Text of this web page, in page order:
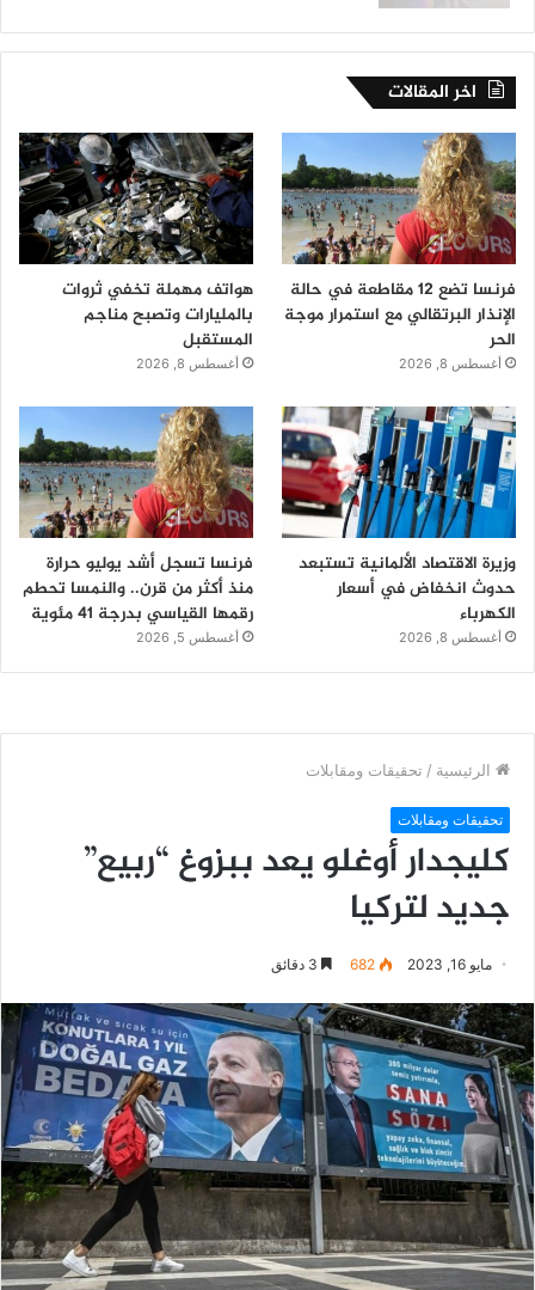
اخر المقالات
فرنسا تضع 12 مقاطعة في حالة
الإنذار البرتقالي مع استمرار موجة
الحر
أغسطس 8, 2026
هواتف مهملة تخفي ثروات
بالمليارات وتصبح مناجم
المستقبل
أغسطس 8, 2026
وزيرة الاقتصاد الألمانية تستبعد
حدوث انخفاض في أسعار
الكهرباء
أغسطس 8, 2026
فرنسا تسجل أشد يوليو حرارة
منذ أكثر من قرن.. والنمسا تحطم
رقمها القياسي بدرجة 41 مئوية
أغسطس 5, 2026